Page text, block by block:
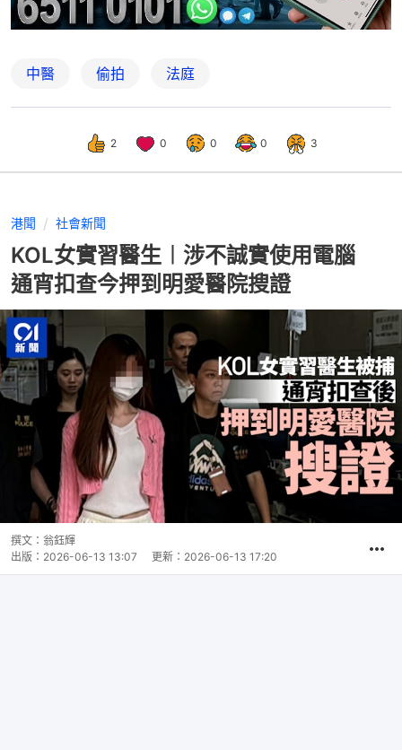
中醫 偷拍 法庭
2 0 0 0 3
港聞 社會新聞
KOL女實習醫生︱涉不誠實使用電腦
通宵扣查今押到明愛醫院搜證
撰文： 翁鈺輝
出版： 2026-06-13 13:07 更新： 2026-06-13 17:20